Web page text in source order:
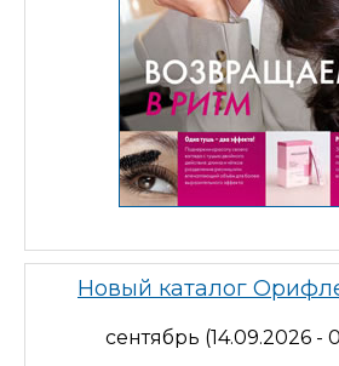
Новый каталог
сентябрь (14.09.2026 -